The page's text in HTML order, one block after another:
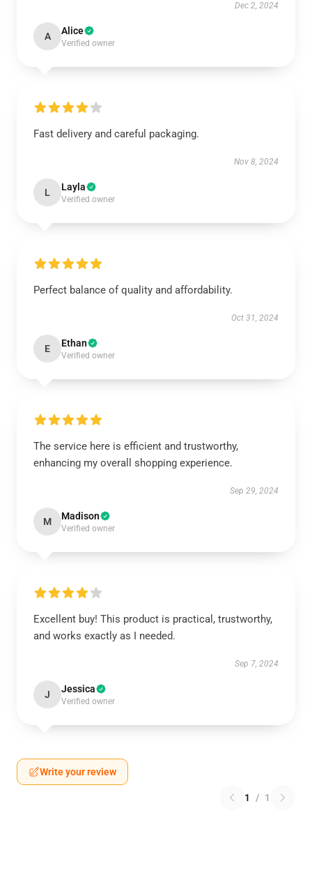
Dec 2, 2024
A Alice
Verified owner
Fast delivery and careful packaging.
Nov 8, 2024
L Layla
Verified owner
Perfect balance of quality and affordability.
Oct 31, 2024
E Ethan
Verified owner
The service here is efficient and trustworthy,
enhancing my overall shopping experience.
Sep 29, 2024
M Madison
Verified owner
Excellent buy! This product is practical, trustworthy,
and works exactly as I needed.
Sep 7, 2024
J Jessica
Verified owner
Write your review
1 / 1